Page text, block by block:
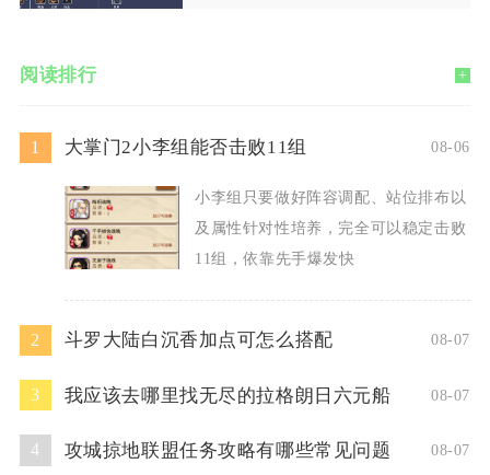
阅读排行 +
1 大掌门2小李组能否击败11组 08-06
小李组只要做好阵容调配、站位排布以
及属性针对性培养，完全可以稳定击败
11组，依靠先手爆发快
2 斗罗大陆白沉香加点可怎么搭配 08-07
3 我应该去哪里找无尽的拉格朗日六元船 08-07
4 攻城掠地联盟任务攻略有哪些常见问题 08-07